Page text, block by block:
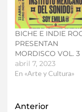
BICHE E INDIE
PRESENTAN
MORDISCO VOL. 3
abril 7, 2023
En «Arte y Cultura»
Anterior